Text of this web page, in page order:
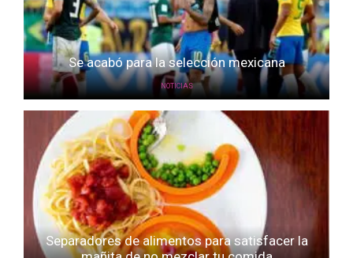
Se acabó para la selección mexicana
NOTICIAS
Separadores de alimentos para satisfacer la